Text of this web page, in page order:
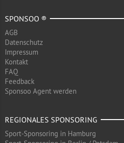
SPONSOO ®
AGB
Datenschutz
Impressum
Kontakt
FAQ
Feedback
Sponsoo Agent werden
REGIONALES SPONSORING
Sport-Sponsoring in Hamburg